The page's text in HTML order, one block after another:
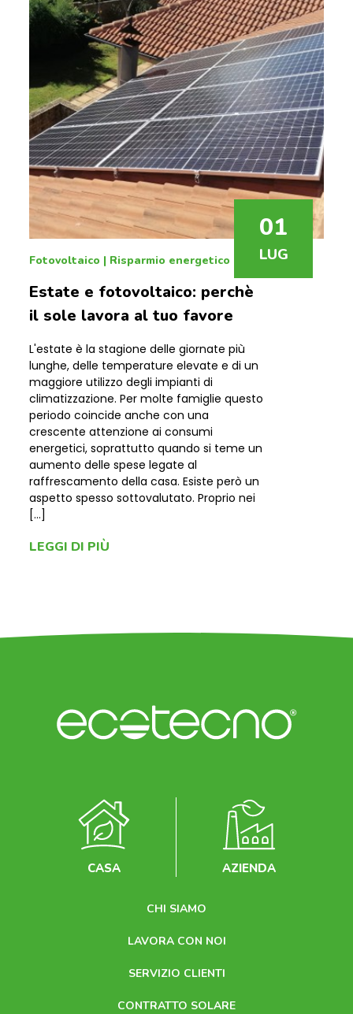
01
LUG
Fotovoltaico | Risparmio energetico
Estate e fotovoltaico: perchè
il sole lavora al tuo favore
L'estate è la stagione delle giornate più
lunghe, delle temperature elevate e di un
maggiore utilizzo degli impianti di
climatizzazione. Per molte famiglie questo
periodo coincide anche con una
crescente attenzione ai consumi
energetici, soprattutto quando si teme un
aumento delle spese legate al
raffrescamento della casa. Esiste però un
aspetto spesso sottovalutato. Proprio nei
[…]
LEGGI DI PIÙ
CHI SIAMO
LAVORA CON NOI
SERVIZIO CLIENTI
CONTRATTO SOLARE
CASA AZIENDA